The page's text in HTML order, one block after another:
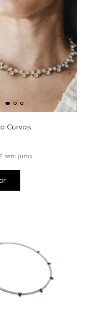
Curvas
sem juros